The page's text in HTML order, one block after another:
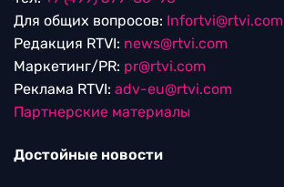
Для общих вопросов: Infortvi@rtvi.com
Редакция RTVI: news@rtvi.com
Маркетинг/PR: pr@rtvi.com
Реклама RTVI: adv-eu@rtvi.com
Партнерские материалы
Достойные новости